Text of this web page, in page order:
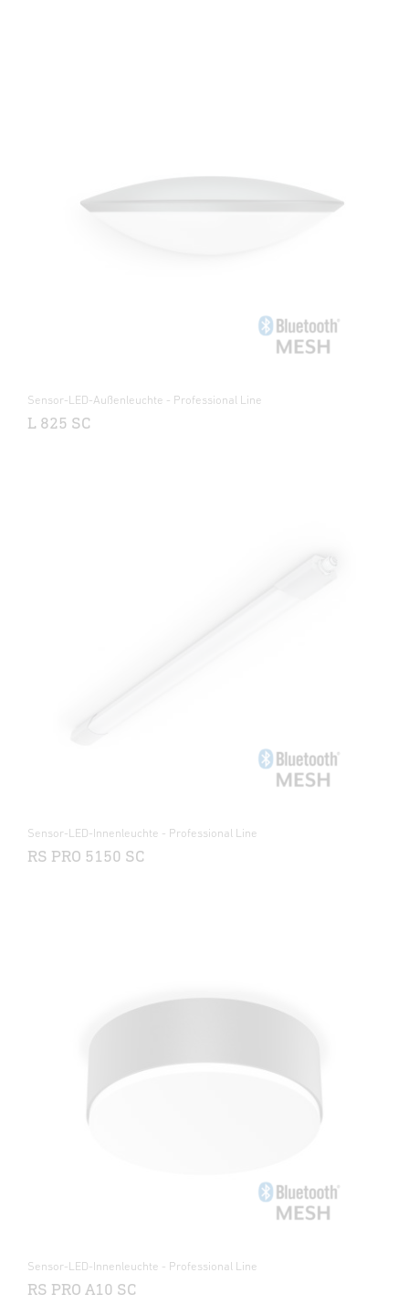
Sensor-LED-Außenleuchte - Professional Line
L 825 SC
Sensor-LED-Innenleuchte - Professional Line
RS PRO 5150 SC
Sensor-LED-Innenleuchte - Professional Line
RS PRO A10 SC